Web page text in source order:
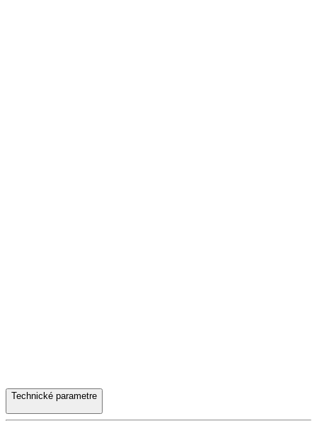
Technické parametre